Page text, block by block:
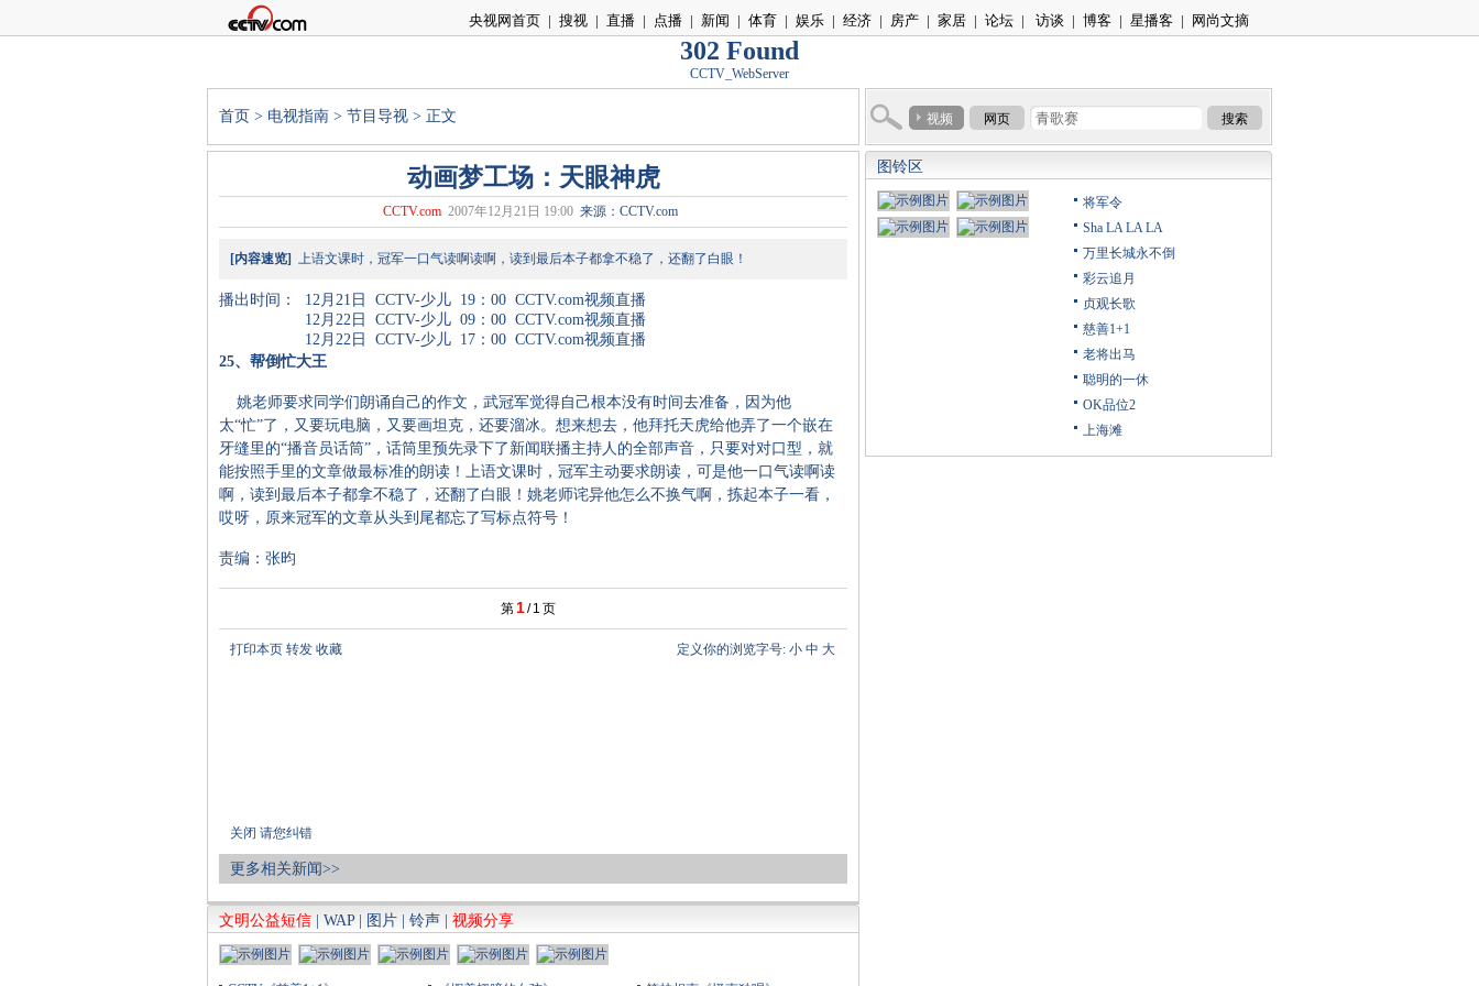
央视网首页 | 搜视 | 直播 | 点播 | 新闻 | 体育 | 娱乐 | 经济 | 房产 | 家居 | 论坛 | 访谈 | 博客 | 星播客 | 网尚文摘
302 Found
CCTV_WebServer
首页 > 电视指南 > 节目导视 > 正文 视频 网页 搜索
动画梦工场：天眼神虎
CCTV.com 2007年12月21日 19:00来源：CCTV.com
[内容速览] 上语文课时，冠军一口气读啊读啊，读到最后本子都拿不稳了，还翻了白眼！
播出时间： 12月21日 CCTV-少儿 19：00 CCTV.com视频直播
12月22日 CCTV-少儿 09：00 CCTV.com视频直播
12月22日 CCTV-少儿 17：00 CCTV.com视频直播
25、帮倒忙大王
姚老师要求同学们朗诵自己的作文，武冠军觉得自己根本没有时间去准备，因为他
太“忙”了，又要玩电脑，又要画坦克，还要溜冰。想来想去，他拜托天虎给他弄了一个嵌在
牙缝里的“播音员话筒”，话筒里预先录下了新闻联播主持人的全部声音，只要对对口型，就
能按照手里的文章做最标准的朗读！上语文课时，冠军主动要求朗读，可是他一口气读啊读
啊，读到最后本子都拿不稳了，还翻了白眼！姚老师诧异他怎么不换气啊，拣起本子一看，
哎呀，原来冠军的文章从头到尾都忘了写标点符号！
责编：张昀
第 1/ 1 页
打印本页 转发 收藏
关闭 请您纠错
定义你的浏览字号: 小 中 大
更多相关新闻>>
文明公益短信 WAP| 图片 铃声 视频分享
图铃区
将军令
Sha LA LA LA
万里长城永不倒
彩云追月
贞观长歌
慈善1+1
老将出马
聪明的一休
OK品位2
上海滩